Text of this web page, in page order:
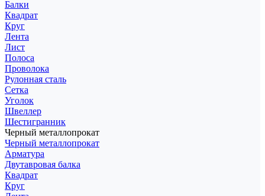
Балки
Квадрат
Круг
Лента
Лист
Полоса
Проволока
Рулонная сталь
Сетка
Уголок
Швеллер
Шестигранник
Черный металлопрокат
Черный металлопрокат
Арматура
Двутавровая балка
Квадрат
Круг